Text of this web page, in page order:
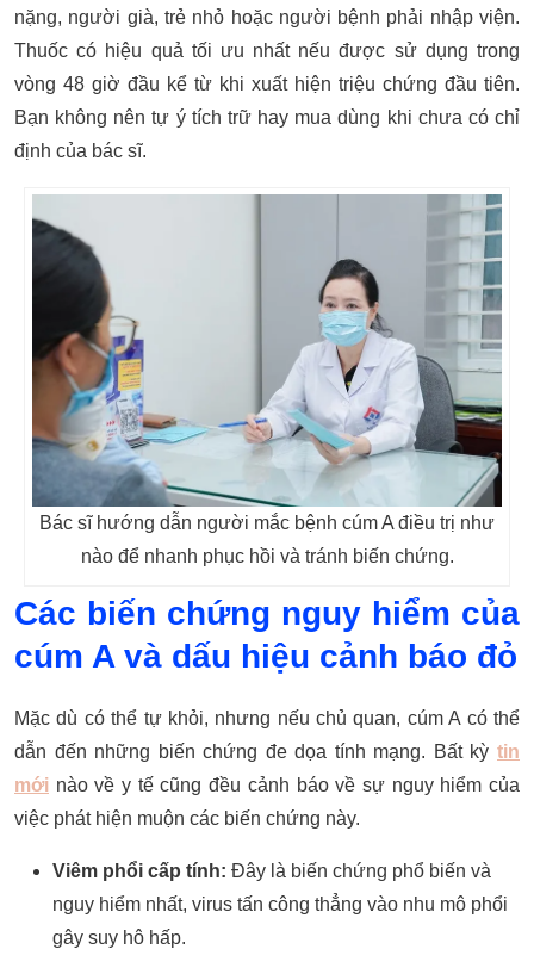
nặng, người già, trẻ nhỏ hoặc người bệnh phải nhập viện.
Thuốc có hiệu quả tối ưu nhất nếu được sử dụng trong
vòng 48 giờ đầu kể từ khi xuất hiện triệu chứng đầu tiên.
Bạn không nên tự ý tích trữ hay mua dùng khi chưa có chỉ
định của bác sĩ.
Bác sĩ hướng dẫn người mắc bệnh cúm A điều trị như
nào để nhanh phục hồi và tránh biến chứng.
Các biến chứng nguy hiểm của
cúm A và dấu hiệu cảnh báo đỏ
Mặc dù có thể tự khỏi, nhưng nếu chủ quan, cúm A có thể
dẫn đến những biến chứng đe dọa tính mạng. Bất kỳ tin
mới nào về y tế cũng đều cảnh báo về sự nguy hiểm của
việc phát hiện muộn các biến chứng này.
Viêm phổi cấp tính: Đây là biến chứng phổ biến và
nguy hiểm nhất, virus tấn công thẳng vào nhu mô phổi
gây suy hô hấp.